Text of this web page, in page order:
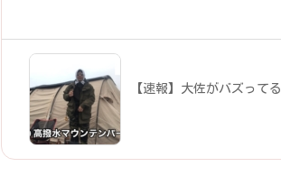
【速報】大佐がバズってる